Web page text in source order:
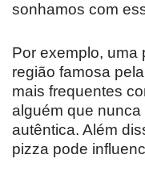
sonhamos com
Por exemplo, uma
região famosa
mais frequentes
alguém que
autêntica. Além
pizza pode